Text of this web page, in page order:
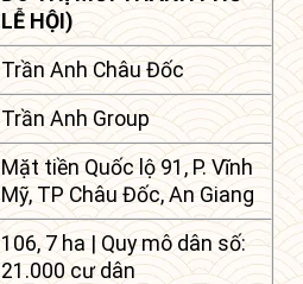
LỄ HỘI)
Trần Anh Châu Đốc
Trần Anh Group
Mặt tiền Quốc lộ 91, P. Vĩnh
Mỹ, TP Châu Đốc, An Giang
106, 7 ha | Quy mô dân số:
21.000 cư dân